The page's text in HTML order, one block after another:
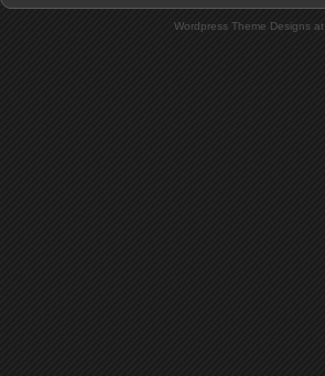
Wordpress Theme Designs at